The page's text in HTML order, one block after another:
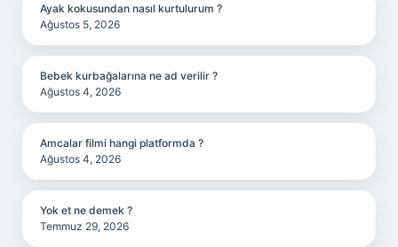
Ayak kokusundan nasıl kurtulurum ?
Ağustos 5, 2026
Bebek kurbağalarına ne ad verilir ?
Ağustos 4, 2026
Amcalar filmi hangi platformda ?
Ağustos 4, 2026
Yok et ne demek ?
Temmuz 29, 2026